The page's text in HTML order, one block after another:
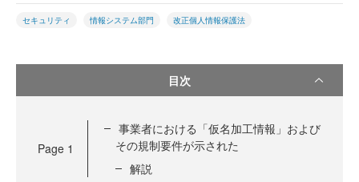
セキュリティ 情報システム部門 改正個人情報保護法
目次
Page 1
事業者における「仮名加工情報」および
その規制要件が示された
解説